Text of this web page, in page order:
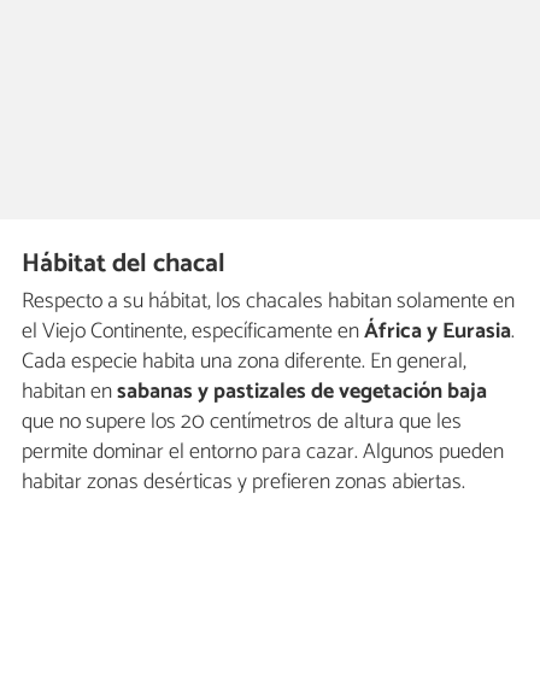
Hábitat del chacal
Respecto a su hábitat, los chacales habitan solamente en
el Viejo Continente, específicamente enÁfrica y Eurasia.
Cada especie habita una zona diferente. En general,
habitan ensabanas y pastizales de vegetación baja
que no supere los 20 centímetros de altura que les
permite dominar el entorno para cazar. Algunos pueden
habitar zonas desérticas y prefieren zonas abiertas.